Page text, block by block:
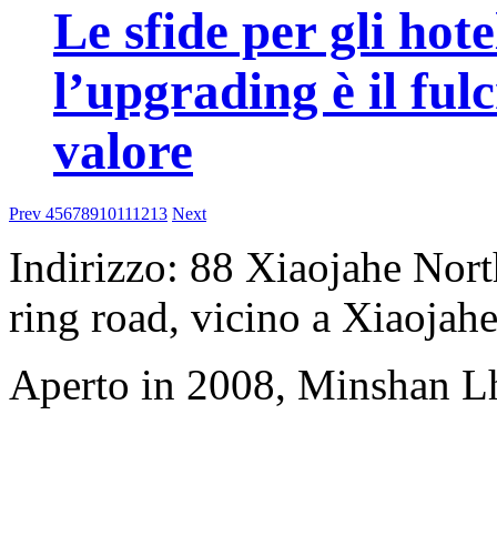
Le sfide per gli
l’upgrading è il
valore
Prev 45678910111213 Next
Indirizzo: 88 Xiaojahe
ring road, vicino a
Aperto in 2008, Minshan